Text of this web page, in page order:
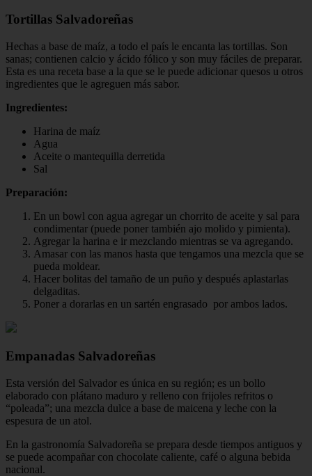
Tortillas Salvadoreñas
Hechas a base de maíz, a todo el país le encanta las tortillas. Son
sanas; contienen calcio y ácido fólico y son muy fáciles de preparar.
Esta es una receta base a la que se le puede adicionar quesos u otros
ingredientes que le agreguen más sabor.
Ingredientes:
Harina de maíz
Agua
Aceite o mantequilla derretida
Sal
Preparación:
En un bowl con agua agregar un chorrito de aceite y sal para
condimentar (puede poner también ajo molido y pimienta).
Agregar la harina e ir mezclando mientras se va agregando.
Amasar con las manos hasta que tengamos una mezcla que se
pueda moldear.
Hacer bolitas del tamaño de un puño y después aplastarlas
delgaditas.
Poner a dorarlas en un sartén engrasado por ambos lados.
Empanadas Salvadoreñas
Esta versión del Salvador es única en su región; es un bollo
elaborado con plátano maduro y relleno con frijoles refritos o
“poleada”; una mezcla dulce a base de maicena y leche con la
espesura de un atol.
En la gastronomía Salvadoreña se prepara desde tiempos antiguos y
se puede acompañar con chocolate caliente, café o alguna bebida
nacional.